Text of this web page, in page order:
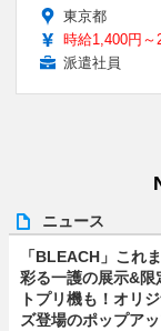
東京都
時給1,400円～
派遣社員
ニュース
「BLEACH」これ
彩る一護の展示&限
トプリ機も！オリ
ズ登場のポップア